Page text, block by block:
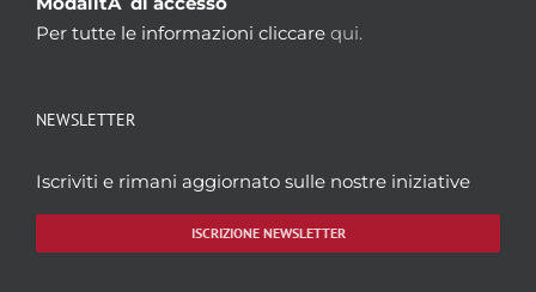
Per tutte le informazioni cliccare qui.
NEWSLETTER
Iscriviti e rimani aggiornato sulle nostre iniziative
ISCRIZIONE NEWSLETTER